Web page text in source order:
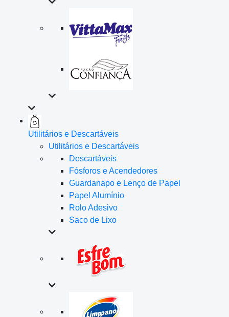
Utilitários e Descartáveis
Utilitários e Descartáveis
Descartáveis
Fósforos e Acendedores
Guardanapo e Lenço de Papel
Papel Alumínio
Rolo Adesivo
Saco de Lixo